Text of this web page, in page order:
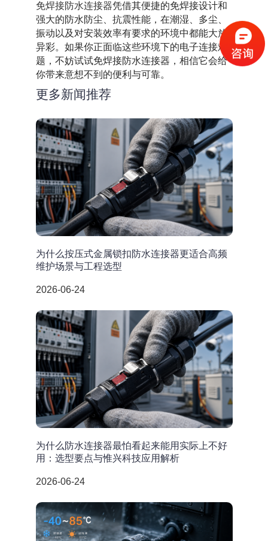
免焊接防水连接器凭借其便捷的免焊接设计和
强大的防水防尘、抗震性能，在潮湿、多尘、
振动以及对安装效率有要求的环境中都能大放
异彩。如果你正面临这些环境下的电子连接难
题，不妨试试免焊接防水连接器，相信它会给
你带来意想不到的便利与可靠。
更多新闻推荐
为什么按压式金属锁扣防水连接器更适合高频
维护场景与工程选型
2026-06-24
为什么防水连接器最怕看起来能用实际上不好
用：选型要点与惟兴科技应用解析
2026-06-24